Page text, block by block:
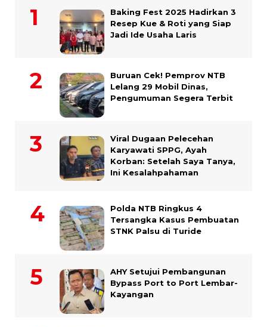
Baking Fest 2025 Hadirkan 3
Resep Kue & Roti yang Siap
Jadi Ide Usaha Laris
Buruan Cek! Pemprov NTB
Lelang 29 Mobil Dinas,
Pengumuman Segera Terbit
Viral Dugaan Pelecehan
Karyawati SPPG, Ayah
Korban: Setelah Saya Tanya,
Ini Kesalahpahaman
Polda NTB Ringkus 4
Tersangka Kasus Pembuatan
STNK Palsu di Turide
AHY Setujui Pembangunan
Bypass Port to Port Lembar-
Kayangan